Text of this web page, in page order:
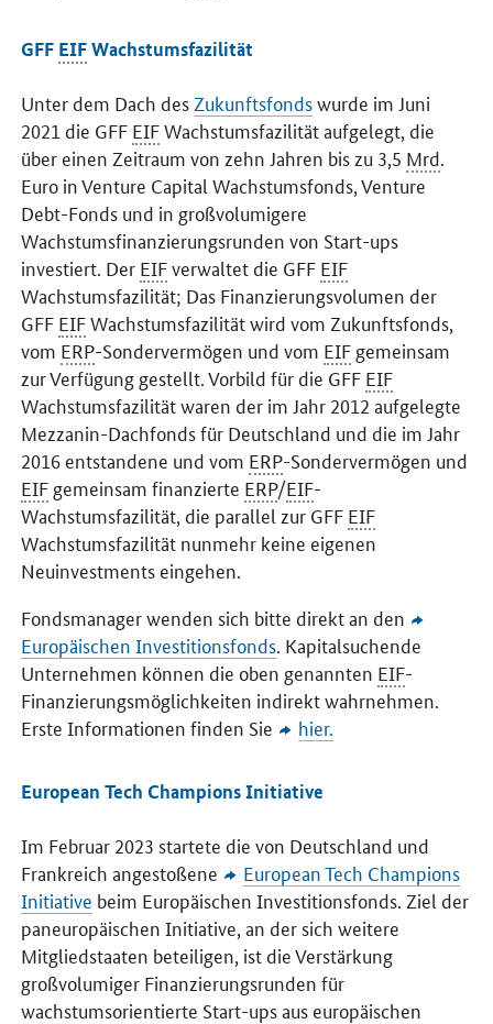
GFF EIFWachstumsfazilität
Unter dem Dach des Zukunftsfondswurde im Juni
2021 die GFF EIFWachstumsfazilität aufgelegt, die
über einen Zeitraum von zehn Jahren bis zu 3,5 Mrd.
Euro in Venture Capital Wachstumsfonds, Venture
Debt-Fonds und in großvolumigere
Wachstumsfinanzierungsrunden von Start-ups
investiert. Der EIFverwaltet die GFF EIF
Wachstumsfazilität; Das Finanzierungsvolumen der
GFF EIFWachstumsfazilität wird vom Zukunftsfonds,
vom ERP-Sondervermögen und vom EIF gemeinsam
zur Verfügung gestellt. Vorbild für die GFF EIF
Wachstumsfazilität waren der im Jahr 2012 aufgelegte
Mezzanin-Dachfonds für Deutschland und die im Jahr
2016 entstandene und vom ERP-Sondervermögen und
EIF gemeinsam finanzierte ERP/EIF-
Wachstumsfazilität, die parallel zur GFF EIF
Wachstumsfazilität nunmehr keine eigenen
Neuinvestments eingehen.
Fondsmanager wenden sich bitte direkt an den
Europäischen Investitionsfonds. Kapitalsuchende
Unternehmen können die oben genannten EIF-
Finanzierungsmöglichkeiten indirekt wahrnehmen.
Erste Informationen finden Sie
hier.
European Tech Champions Initiative
Im Februar 2023 startete die von Deutschland und
Frankreich angestoßene
European Tech Champions
Initiative beim Europäischen Investitionsfonds. Ziel der
paneuropäischen Initiative, an der sich weitere
Mitgliedstaaten beteiligen, ist die Verstärkung
großvolumiger Finanzierungsrunden für
wachstumsorientierte Start-ups aus europäischen